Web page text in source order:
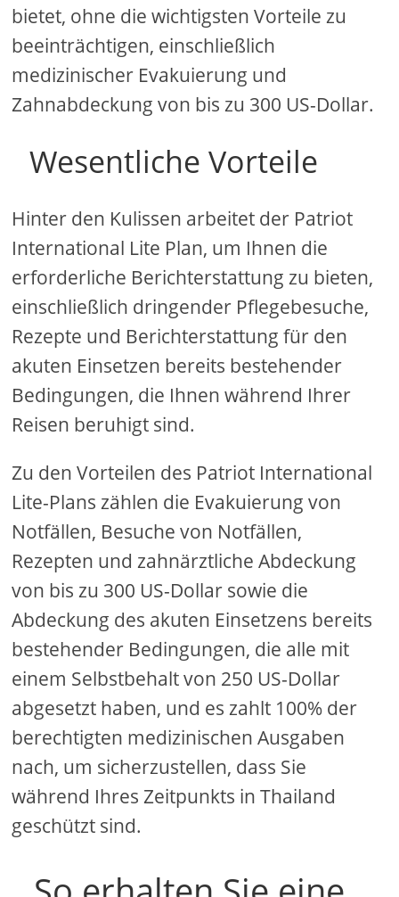
bietet, ohne die wichtigsten Vorteile zu
beeinträchtigen, einschließlich
medizinischer Evakuierung und
Zahnabdeckung von bis zu 300 US-Dollar.
Wesentliche Vorteile
Hinter den Kulissen arbeitet der Patriot
International Lite Plan, um Ihnen die
erforderliche Berichterstattung zu bieten,
einschließlich dringender Pflegebesuche,
Rezepte und Berichterstattung für den
akuten Einsetzen bereits bestehender
Bedingungen, die Ihnen während Ihrer
Reisen beruhigt sind.
Zu den Vorteilen des Patriot International
Lite-Plans zählen die Evakuierung von
Notfällen, Besuche von Notfällen,
Rezepten und zahnärztliche Abdeckung
von bis zu 300 US-Dollar sowie die
Abdeckung des akuten Einsetzens bereits
bestehender Bedingungen, die alle mit
einem Selbstbehalt von 250 US-Dollar
abgesetzt haben, und es zahlt 100% der
berechtigten medizinischen Ausgaben
nach, um sicherzustellen, dass Sie
während Ihres Zeitpunkts in Thailand
geschützt sind.